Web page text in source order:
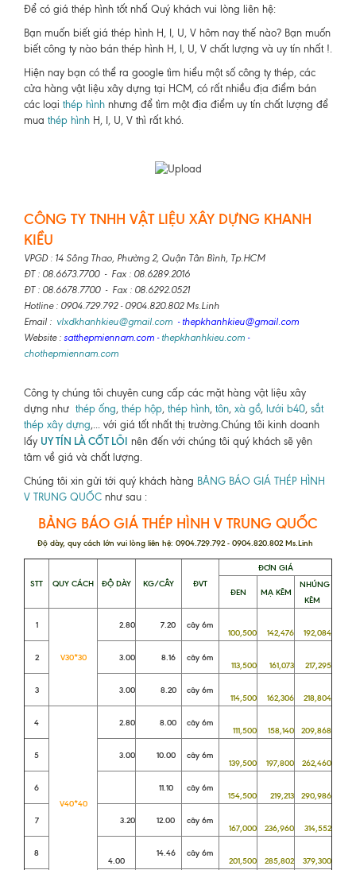
Để có giá thép hình tốt nhấ Quý khách vui lòng liên hệ:
Bạn muốn biết giá thép hình H, I, U, V hôm nay thế nào? Bạn muốn
biết công ty nào bán thép hình H, I, U, V chất lượng và uy tín nhất !.
Hiện nay bạn có thể ra google tìm hiểu một số công ty thép, các
cửa hàng vật liệu xây dựng tại HCM, có rất nhiều địa điểm bán
các loại thép hình nhưng để tìm một địa điểm uy tín chất lượng để
mua thép hình H, I, U, V thì rất khó.
CÔNG TY TNHH VẬT LIỆU XÂY DỰNG KHANH
KIỀU
VPGD : 14 Sông Thao, Phường 2, Quận Tân Bình, Tp.HCM
ĐT : 08.6673.7700 - Fax : 08.6289.2016
ĐT : 08.6678.7700 - Fax : 08.6292.0521
Hotline : 0904.729.792 - 0904.820.802 Ms.Linh
Email : vlxdkhanhkieu@gmail.com - thepkhanhkieu@gmail.com
Website : satthepmiennam.com - thepkhanhkieu.com -
chothepmiennam.com
Công ty chúng tôi chuyên cung cấp các mặt hàng vật liệu xây
dựng như thép ống, thép hộp, thép hình, tôn, xà gồ, lưới b40, sắt
thép xây dựng,... với giá tốt nhất thị trường.Chúng tôi kinh doanh
lấy UY TÍN LÀ CỐT LÕI nên đến với chúng tôi quý khách sẽ yên
tâm về giá và chất lượng.
Chúng tôi xin gửi tới quý khách hàng BẢNG BÁO GIÁ THÉP HÌNH
V TRUNG QUỐC như sau :
BẢNG BÁO GIÁ THÉP HÌNH V TRUNG QUỐC
Độ dày, quy cách lớn vui lòng liên hệ: 0904.729.792 - 0904.820.802 Ms.Linh
STT QUY CÁCH ĐỘ DÀY KG/CÂY ĐVT
ĐƠN GIÁ
ĐEN MẠ KẼM
NHÚNG
KẼM
1
V30*30
2.80 7.20 cây 6m
100,500 142,476 192,084
2 3.00 8.16 cây 6m
113,500 161,073 217,295
3 3.00 8.20 cây 6m
114,500 162,306 218,804
4
V40*40
2.80 8.00 cây 6m
111,500 158,140 209,868
5 3.00 10.00 cây 6m
139,500 197,800 262,460
6 11.10 cây 6m
154,500 219,213 290,986
7 3.20 12.00 cây 6m
167,000 236,960 314,552
8
4.00
14.46 cây 6m
201,500 285,802 379,300